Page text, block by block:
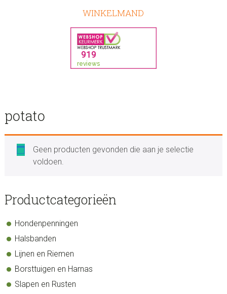
WINKELMAND
potato
Geen producten gevonden die aan je selectie
voldoen.
sidebar
Store
Productcategorieën
Hondenpenningen
Halsbanden
Lijnen en Riemen
Borsttuigen en Harnas
Slapen en Rusten